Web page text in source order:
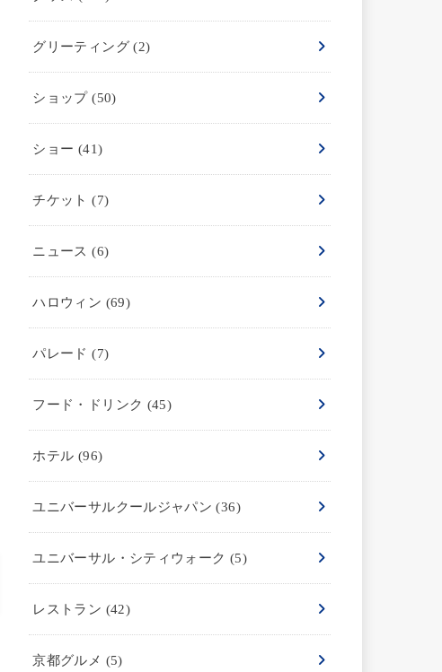
グリーティング(2)
ショップ(50)
ショー (41)
チケット(7)
ニュース(6)
ハロウィン (69)
パレード(7)
フード・ドリンク (45)
ホテル (96)
ユニバーサルクールジャパン(36)
ユニバーサル・シティウォーク (5)
レストラン (42)
京都グルメ (5)